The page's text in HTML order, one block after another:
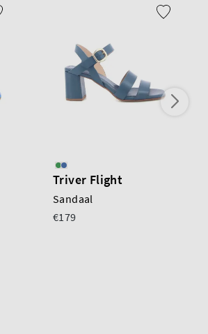
Triver Flight
Sandaal
€179